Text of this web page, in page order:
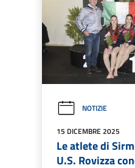
NOTIZIE
15 DICEMBRE 2025
Le atlete di
U.S. Rovizza